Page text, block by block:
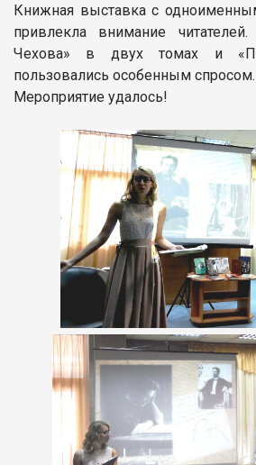
Книжная выставка с
привлекла внимание
Чехова» в двух томах и
пользовались особенным спросом.
Мероприятие удалось!